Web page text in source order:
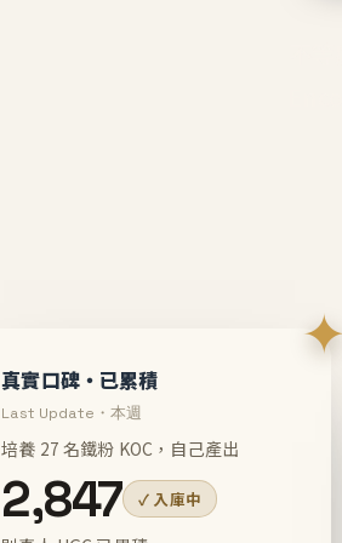
真實口碑・已累積
Last Update・本週
培養 27 名鐵粉 KOC，自己產出
2,847 ✓ 入庫中